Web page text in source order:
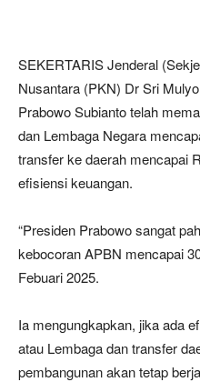
SEKERTARIS Jenderal
Nusantara (PKN) Dr Sri
Prabowo Subianto telah
dan Lembaga Negara
transfer ke daerah mencapai
efisiensi keuangan.
“Presiden Prabowo sangat
kebocoran APBN mencapai
Febuari 2025.
Ia mengungkapkan, jika ada
atau Lembaga dan transfer
pembangunan akan tetap